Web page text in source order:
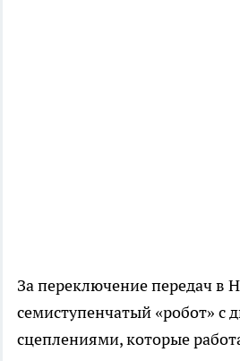
За переключение передач в
семиступенчатый «робот» с
сцеплениями, которые